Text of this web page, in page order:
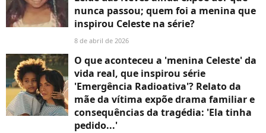
nunca passou; quem foi a menina que
inspirou Celeste na série?
8 de abril de 2026
O que aconteceu a 'menina Celeste' da
vida real, que inspirou série
'Emergência Radioativa'? Relato da
mãe da vítima expõe drama familiar e
consequências da tragédia: 'Ela tinha
pedido...'